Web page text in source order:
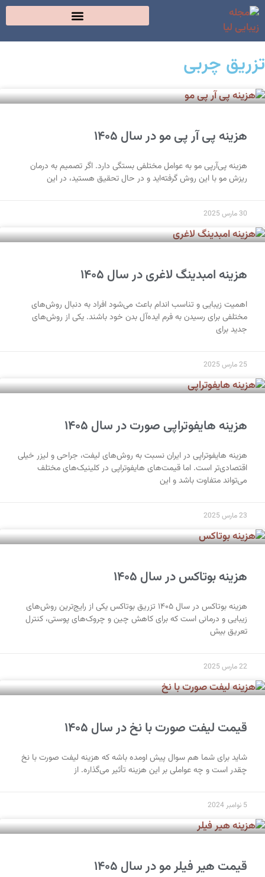
تزریق چربی
هزینه پی آر پی مو در سال ۱۴۰۵
هزینه پی‌آرپی مو به عوامل مختلفی بستگی دارد. اگر تصمیم به درمان
ریزش مو با این روش گرفته‌اید و در حال تحقیق هستید، در این
30 مارس 2025
هزینه امبدینگ لاغری در سال ۱۴۰۵
اهمیت زیبایی و تناسب اندام باعث می‌شود افراد به دنبال روش‌های
مختلفی برای رسیدن به فرم ایده‌آل بدن خود باشند. یکی از روش‌های
جدید برای
25 مارس 2025
هزینه هایفوتراپی صورت در سال ۱۴۰۵
هزینه هایفوتراپی در ایران نسبت به روش‌های لیفت، جراحی و لیزر خیلی
اقتصادی‌تر است. اما قیمت‌های هایفوتراپی در کلینیک‌های مختلف
می‌تواند متفاوت باشد و این
23 مارس 2025
هزینه بوتاکس در سال ۱۴۰۵
هزینه بوتاکس در سال ۱۴۰۵ تزریق بوتاکس یکی از رایج‌ترین روش‌های
زیبایی و درمانی است که برای کاهش چین و چروک‌های پوستی، کنترل
تعریق بیش
22 مارس 2025
قیمت لیفت صورت با نخ در سال ۱۴۰۵
شاید برای شما هم سوال پیش اومده باشه که هزینه لیفت صورت با نخ
چقدر است و چه عواملی بر این هزینه تأثیر می‌گذاره. از
5 نوامبر 2024
قیمت هیر فیلر مو در سال ۱۴۰۵